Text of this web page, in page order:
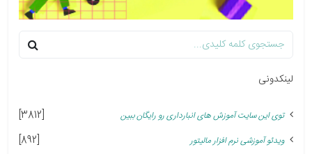
لینکدونی
توی این سایت آموزش های انبارداری رو رایگان ببین [3812]
ویدئو آموزشی نرم افزار مالیتور [892]